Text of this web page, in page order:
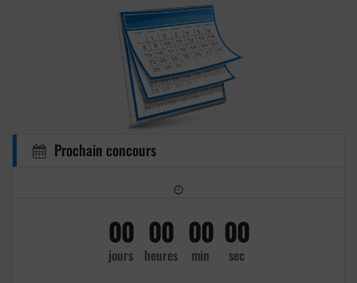
Prochain concours
00
jours
00
heures
00
min
00
sec